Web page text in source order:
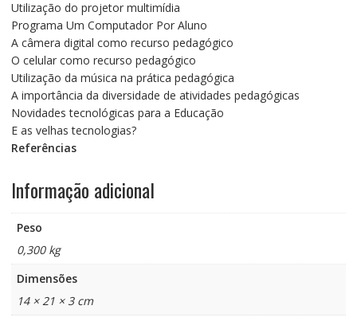
Utilização do projetor multimídia
Programa Um Computador Por Aluno
A câmera digital como recurso pedagógico
O celular como recurso pedagógico
Utilização da música na prática pedagógica
A importância da diversidade de atividades pedagógicas
Novidades tecnológicas para a Educação
E as velhas tecnologias?
Referências
Informação adicional
Peso
0,300 kg
Dimensões
14 × 21 × 3 cm